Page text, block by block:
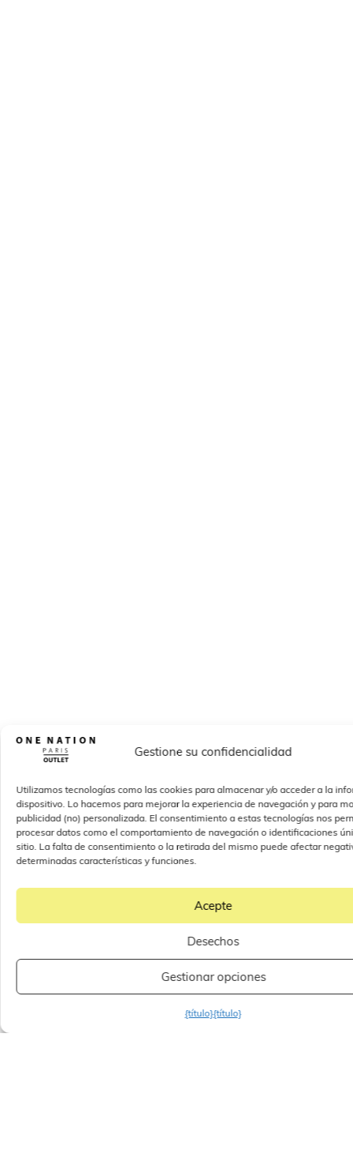
Gestione su confidencialidad
Utilizamos tecnologías como las cookies para almacenar y/o acceder a la
dispositivo. Lo hacemos para mejorar la experiencia de navegación y para
publicidad (no) personalizada. El consentimiento a estas tecnologías nos
procesar datos como el comportamiento de navegación o identificaciones
sitio. La falta de consentimiento o la retirada del mismo puede afectar
determinadas características y funciones.
Acepte
Desechos
Gestionar opciones
{título}{título}